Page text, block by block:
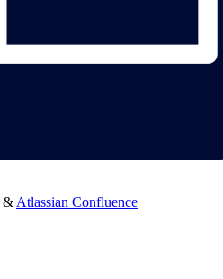
& Atlassian Confluence